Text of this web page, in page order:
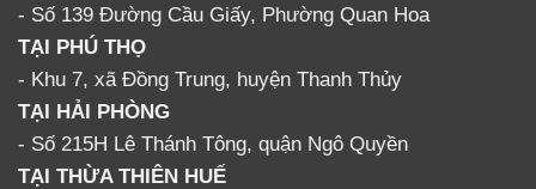
- Số 139 Đường Cầu Giấy, Phường Quan Hoa
TẠI PHÚ THỌ
- Khu 7, xã Đồng Trung, huyện Thanh Thủy
TẠI HẢI PHÒNG
- Số 215H Lê Thánh Tông, quận Ngô Quyền
TẠI THỪA THIÊN HUẾ